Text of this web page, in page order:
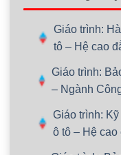
Giáo trình:
tô – Hệ cao
Giáo trình:
– Ngành
Giáo trình:
ô tô – Hệ cao